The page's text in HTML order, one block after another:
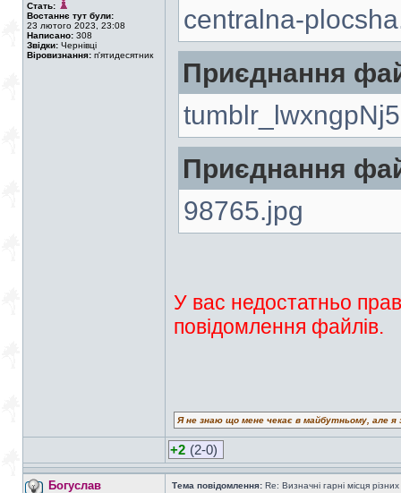
Стать:
Востаннє тут були:
23 лютого 2023, 23:08
Написано: 308
Звідки: Чернівці
Віровизнання: п'ятидесятник
centralna-
Приєднання
Приєднання
98765.jpg
У вас недостатньо
повідомлення файлів.
Я не знаю що мене чекає в майбутньому, але
+2 (2-0)
Богуслав Тема повідомлення: Re: Визначні гарні місця